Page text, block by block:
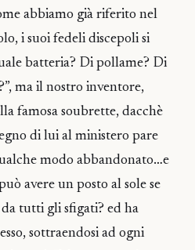
abbiamo già riferito nel
i suoi fedeli discepoli si
batteria? Di pollame? Di
ma il nostro inventore,
famosa soubrette, dacchè
di lui al ministero pare
modo abbandonato…e
avere un posto al sole se
tutti gli sfigati? ed ha
sottraendosi ad ogni